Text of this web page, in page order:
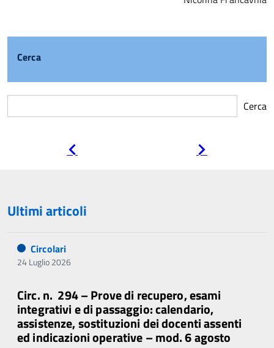
Cerca
Cerca
Ultimi articoli
Circolari
24 Luglio 2026
Circ. n. 294 – Prove di recupero, esami
integrativi e di passaggio: calendario,
assistenze, sostituzioni dei docenti assenti
ed indicazioni operative – mod. 6 agosto